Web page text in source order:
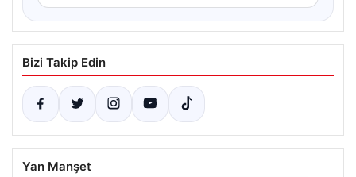
Bizi Takip Edin
Yan Manşet